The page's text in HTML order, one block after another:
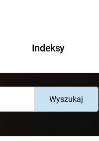
Indeksy
Wyszukaj